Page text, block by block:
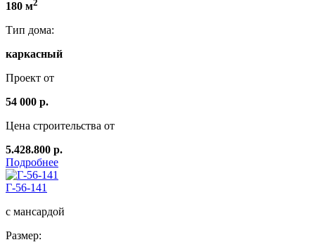
180 м
Тип дома:
каркасный
Проект от
54 000 р.
Цена строительства от
5.428.800 р.
Подробнее
Г-56-141
с мансардой
Размер: